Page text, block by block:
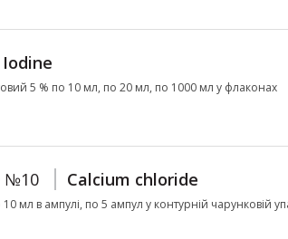
Iodine
5 % по 10 мл, по 20 мл, по 1000 мл у флаконах
№10 Calcium chloride
мл в ампулі, по 5 ампул у контурній чарунковій